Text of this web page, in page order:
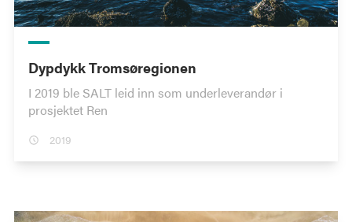
Dypdykk Tromsøregionen
I 2019 ble SALT leid inn som underleverandør i
prosjektet Ren
2019